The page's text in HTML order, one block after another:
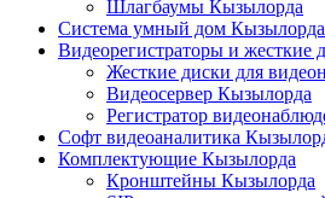
Шлагбаумы Кызылорда
Система умный дом Кызылорда
Видеорегистраторы и жесткие
Жесткие диски для
Видеосервер Кызылорда
Регистратор
Софт видеоаналитика
Комплектующие Кызылорда
Кронштейны Кызылорда